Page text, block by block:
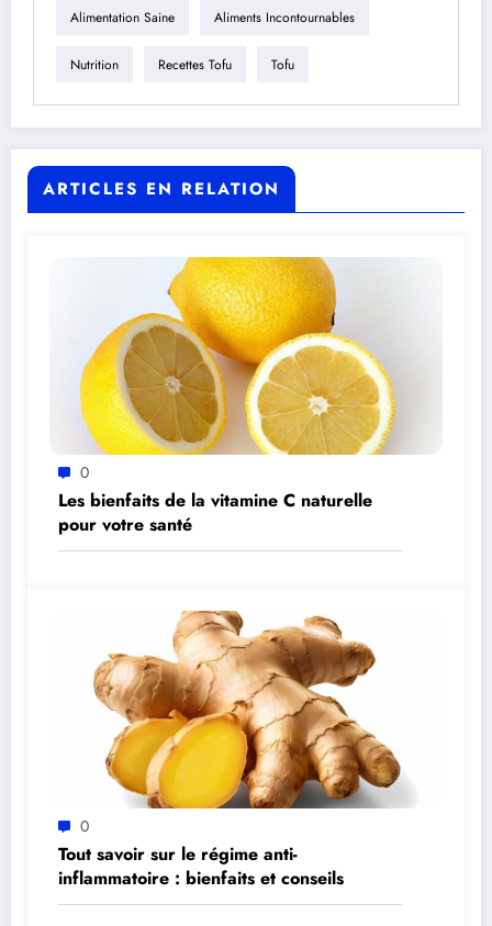
Alimentation Saine Aliments Incontournables
Nutrition Recettes Tofu Tofu
ARTICLES EN RELATION
0
Les bienfaits de la vitamine C naturelle
pour votre santé
0
Tout savoir sur le régime anti-
inflammatoire : bienfaits et conseils